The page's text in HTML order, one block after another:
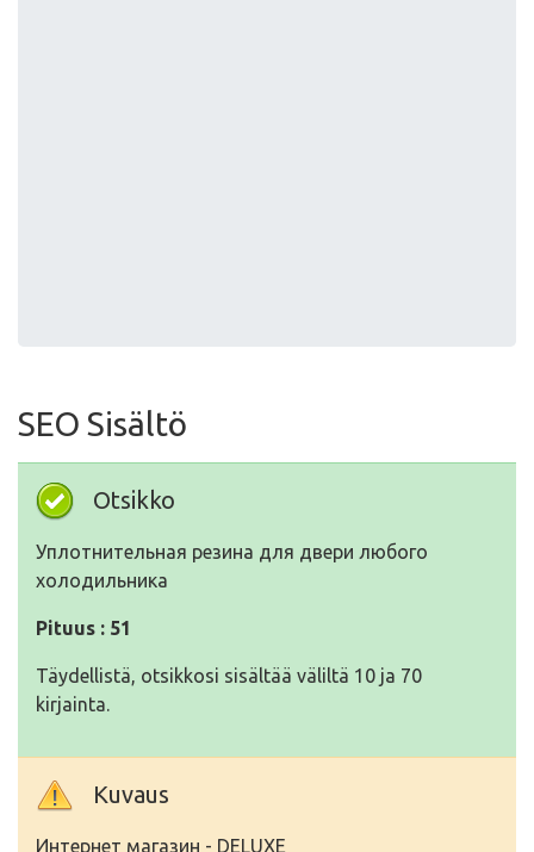
SEO Sisältö
Otsikko
Уплотнительная резина для двери любого
холодильника
Pituus : 51
Täydellistä, otsikkosi sisältää väliltä 10 ja 70
kirjainta.
Kuvaus
Интернет магазин - DELUXE